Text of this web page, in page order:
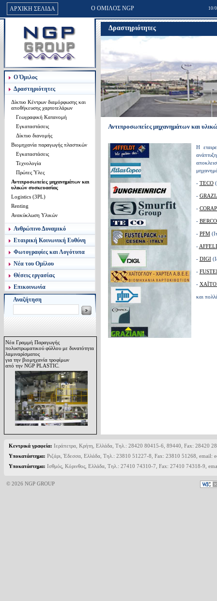
ΑΡΧΙΚΗ ΣΕΛΙΔΑ Ο ΟΜΙΛΟΣ NGP
NGP PACK
NGP PLASTIC
INFIA HELLAS
10/
Ο Όμιλος
Δραστηριότητες
Δίκτυο Κέντρων διαμόρφωσης και
αποθήκευσης χαρτοτελάρων
Γεωγραφική Κατανομή
Εγκαταστάσεις
Δίκτυο διανομής
Βιομηχανία παραγωγής πλαστικών
Εγκαταστάσεις
Τεχνολογία
Πρώτες Ύλες
Αντιπροσωπείες μηχανημάτων και
υλικών συσκευασίας
Logistics (3PL)
Renting
Ανακύκλωση Yλικών
Ανθρώπινο Δυναμικό
Εταιρική Κοινωνική Ευθύνη
Φωτογραφίες και Λογότυπα
Νέα του Ομίλου
Θέσεις εργασίας
Επικοινωνία
Αναζήτηση
Νέα Γραμμή Παραγωγής
πολυστρωματικού φύλλου με δυνατότητα
λαμιναρίσματος
για την βιομηχανία τροφίμων
από την NGP PLASTIC.
Δραστηριότητες
Αντιπροσωπείες μηχανημάτων και
Η
- ΤΕCΟ
-
-
-
- ΡFΜ
-
- DIGI
-
-
και
Κεντρικά γραφεία: Ιεράπετρα, Κρήτη, Ελλάδα, Τηλ.: 28420 80415-6, 89440, Fax: 28420
Υποκατάστημα: Ριζάρι, Έδεσσα, Ελλάδα, Τηλ.: 23810 51227-8, Fax: 23810 51268, email:
Υποκατάστημα: Ισθμός, Κόρινθος, Ελλάδα, Τηλ.: 27410 74310-7, Fax: 27410 74318-9,
© 2026 NGP GROUP